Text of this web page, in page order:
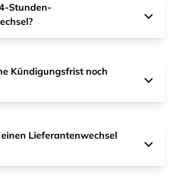
Stunden-
Kündigungsfrist noch
Lieferantenwechsel